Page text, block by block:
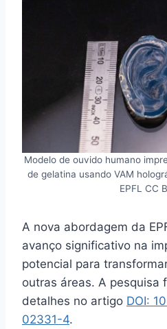
Modelo de ouvido humano
de gelatina usando VAM
EPFL CC
A nova abordagem da
avanço significativo na
potencial para
outras áreas. A pesquisa
detalhes no artigo DOI:
02331-4.